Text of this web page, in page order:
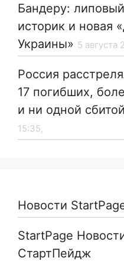
Бандеру:
историк и новая
Украины» 5 августа
Россия
17 погибших,
и ни одной
15:35,
Новости
StartPage
СтартПейдж